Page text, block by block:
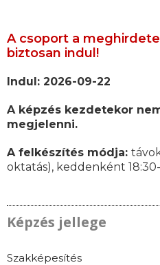
A csoport a
biztosan indul!
Indul: 2026-09-22
A képzés kezdetekor
megjelenni.
A felkészítés módja:
oktatás), keddenként
Képzés jellege
Szakképesítés